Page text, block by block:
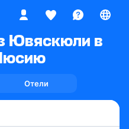
Ювяскюли в
Отели